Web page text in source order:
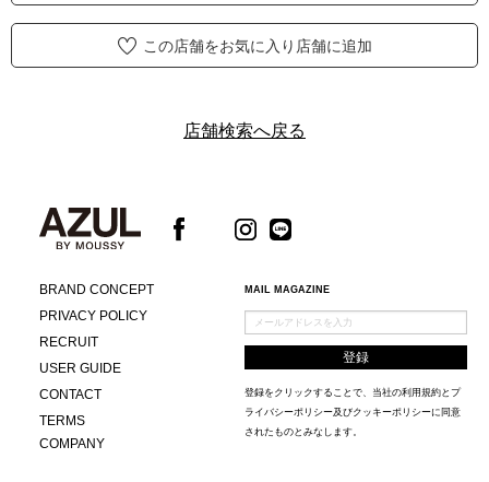
この店舗をお気に入り店舗に追加
店舗検索へ戻る
BRAND CONCEPT
PRIVACY POLICY
RECRUIT
USER GUIDE
CONTACT
TERMS
COMPANY
MAIL MAGAZINE
登録をクリックすることで、当社の利用規約とプ
ライバシーポリシー及びクッキーポリシーに同意
されたものとみなします。